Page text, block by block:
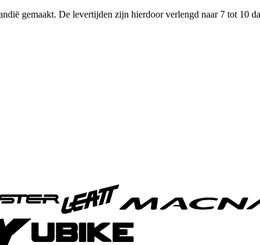
gemaakt. De levertijden zijn hierdoor verlengd naar 7 tot 10